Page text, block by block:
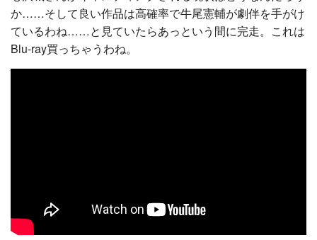
か……そして良い作品は高確率で牛尾憲輔が劇伴を手がけ
ているわね……と見ていたらあっという間に完走。これは
Blu-ray買っちゃうわね。